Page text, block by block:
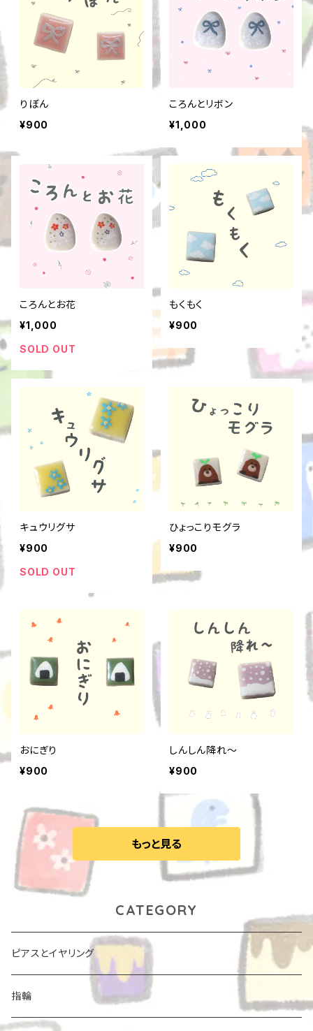
りぼん
¥900
ころんとリボン
¥1,000
ころんとお花
¥1,000
SOLD OUT
もくもく
¥900
キュウリグサ
¥900
SOLD OUT
ひょっこりモグラ
¥900
おにぎり
¥900
しんしん降れ〜
¥900
もっと見る
CATEGORY
ピアスとイヤリング
指輪